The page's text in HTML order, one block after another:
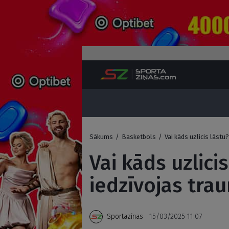
Sākums / Basketbols / Vai kāds uzlicis
Vai kāds
iedzīvojas
Sportazinas 15/03/2025 11:07